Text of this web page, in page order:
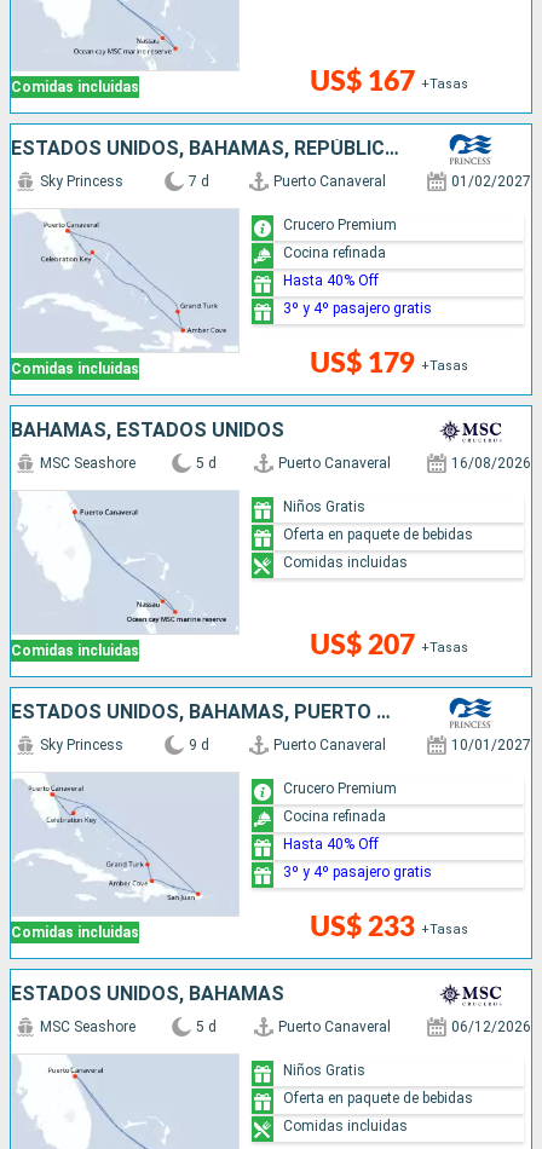
Comidas incluidas US$ 167 +Tasas
ESTADOS UNIDOS, BAHAMAS, REPÚBLICA DOMINICANA
Comidas incluidas
Sky Princess 7 d Puerto Canaveral 01/02/2027
US$ 179 +Tasas
Crucero Premium
Cocina refinada
Hasta 40% Off
3º y 4º pasajero gratis
BAHAMAS, ESTADOS UNIDOS
Comidas incluidas
MSC Seashore 5 d Puerto Canaveral 16/08/2026
US$ 207 +Tasas
Niños Gratis
Oferta en paquete de bebidas
Comidas incluidas
ESTADOS UNIDOS, BAHAMAS, PUERTO RICO, REPÚBLICA DOMINICANA
Comidas incluidas
Sky Princess 9 d Puerto Canaveral 10/01/2027
US$ 233 +Tasas
Crucero Premium
Cocina refinada
Hasta 40% Off
3º y 4º pasajero gratis
ESTADOS UNIDOS, BAHAMAS
MSC Seashore 5 d Puerto Canaveral 06/12/2026
Niños Gratis
Oferta en paquete de bebidas
Comidas incluidas